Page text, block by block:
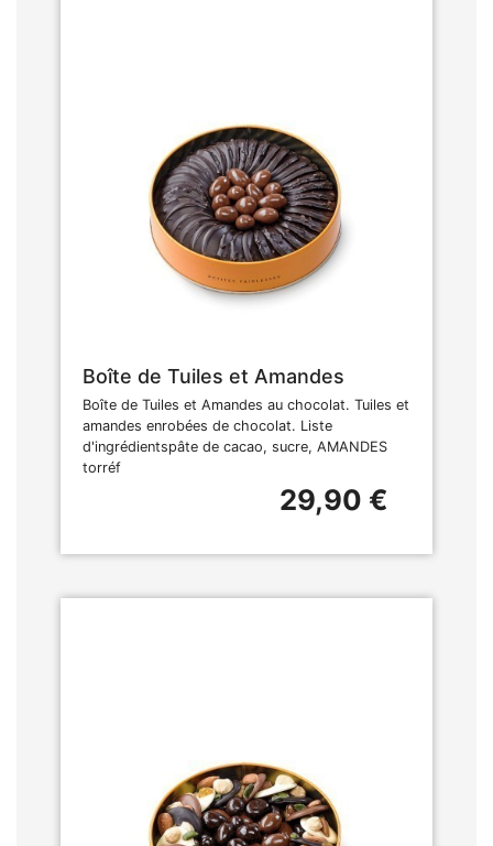
Boîte de Tuiles et Amandes
Boîte de Tuiles et Amandes au chocolat. Tuiles et
amandes enrobées de chocolat. Liste
d'ingrédientspâte de cacao, sucre, AMANDES
torréf
29,90 €